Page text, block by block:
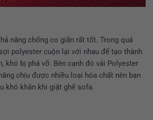
năng chống co giãn rất tốt. Trong quá
polyester cuộn lại với nhau để tạo thành
khó bị phá vỡ. Bên cạnh đó vải Polyester
chịu được nhiều loại hóa chất nên bạn
khó khăn khi giặt ghế sofa.